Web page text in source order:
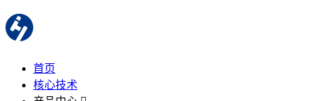
首页
核心技术